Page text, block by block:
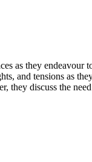
as they
and tensions as
they discuss the